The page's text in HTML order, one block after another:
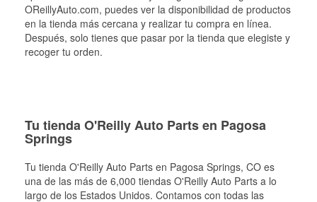
OReillyAuto.com, puedes ver la disponibilidad de productos
en la tienda más cercana y realizar tu compra en línea.
Después, solo tienes que pasar por la tienda que elegiste y
recoger tu orden.
Tu tienda O'Reilly Auto Parts en Pagosa
Springs
Tu tienda O'Reilly Auto Parts en Pagosa Springs, CO es
una de las más de 6,000 tiendas O'Reilly Auto Parts a lo
largo de los Estados Unidos. Contamos con todas las